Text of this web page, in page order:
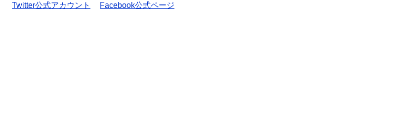
Twitter公式アカウント
Facebook公式ページ